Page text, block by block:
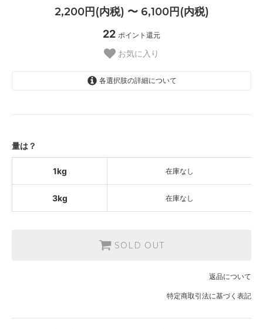
2,200円(内税) 〜 6,100円(内税)
22 ポイント還元
お気に入り
各選択肢の詳細について
SOLD OUT
量は？
1kg 在庫なし
3kg 在庫なし
SOLD OUT
返品について
特定商取引法に基づく表記